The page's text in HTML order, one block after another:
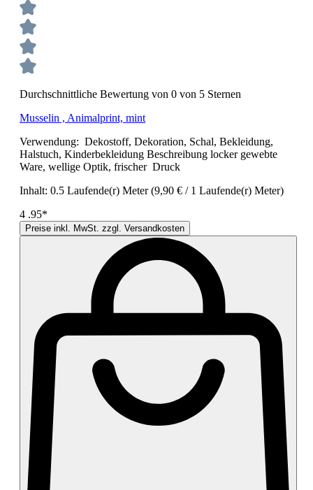
Durchschnittliche Bewertung von 0 von 5 Sternen
Musselin , Animalprint, mint
Verwendung: Dekostoff, Dekoration, Schal, Bekleidung,
Halstuch, Kinderbekleidung Beschreibung locker gewebte
Ware, wellige Optik, frischer Druck
Inhalt: 0.5 Laufende(r) Meter(9,90 € / 1 Laufende(r) Meter)
4 .95*
Preise inkl. MwSt. zzgl. Versandkosten